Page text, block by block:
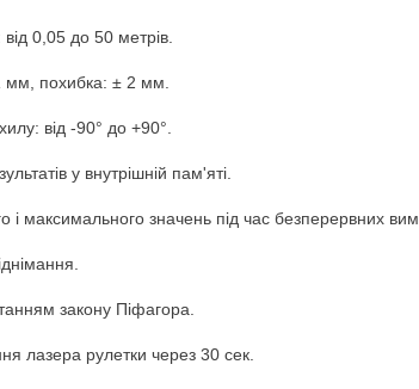
0,05 до 50 метрів.
мм, похибка: ± 2 мм.
від -90° до +90°.
у внутрішній пам'яті.
і максимального значень під час безперервних
закону Піфагора.
лазера рулетки через 30 сек.